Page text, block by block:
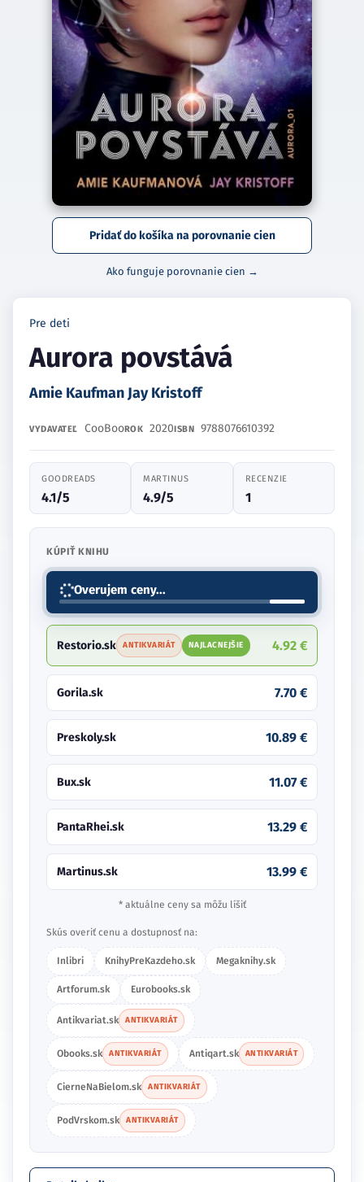
Pridať do košíka na porovnanie cien
Ako funguje porovnanie cien →
Pre deti
Aurora povstává
Amie Kaufman Jay Kristoff
VYDAVATEĽ CooBooROK 2020ISBN 9788076610392
GOODREADS
4.1/5
MARTINUS
4.9/5
RECENZIE
1
KÚPIŤ KNIHU
Restorio.sk ANTIKVARIÁT
Gorila.sk 7.70 €
Preskoly.sk
Bux.sk
Martinus.sk
PantaRhei.sk
Skús overiť cenu a dostupnosť na:
KnihyPreKazdeho.sk Megaknihy.sk
Artforum.sk Eurobooks.sk
Antikvariat.sk ANTIKVARIÁT
ANTIKVARIÁT Antiqart.sk
CierneNaBielom.sk ANTIKVARIÁT
PodVrskom.sk ANTIKVARIÁT
Detaily knihy